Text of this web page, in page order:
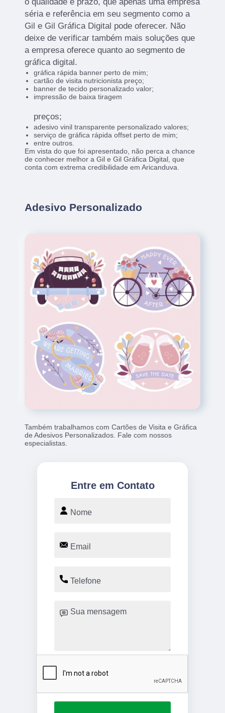
séria e referência em seu segmento como a
Gil e Gil Gráfica Digital pode oferecer. Não
deixe de verificar também mais soluções que
a empresa oferece quanto ao segmento de
gráfica digital.
gráfica rápida banner perto de mim;
cartão de visita nutricionista preço;
banner de tecido personalizado valor;
impressão de baixa tiragem
preços;
adesivo vinil transparente personalizado valores;
serviço de gráfica rápida offset perto de mim;
entre outros.
Em vista do que foi apresentado, não perca a chance
de conhecer melhor a Gil e Gil Gráfica Digital, que
conta com extrema credibilidade em Aricanduva.
Adesivo Personalizado
Também trabalhamos com Cartões de Visita e Gráfica
de Adesivos Personalizados. Fale com nossos
especialistas.
Entre em Contato